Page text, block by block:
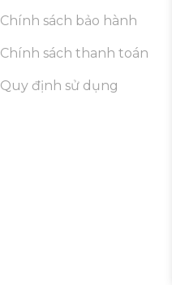
Chính sách bảo hành
Chính sách thanh toán
Quy định sử dụng